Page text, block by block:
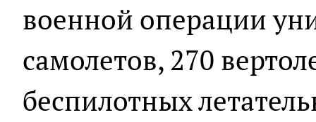
военной операции
самолетов, 270
беспилотных